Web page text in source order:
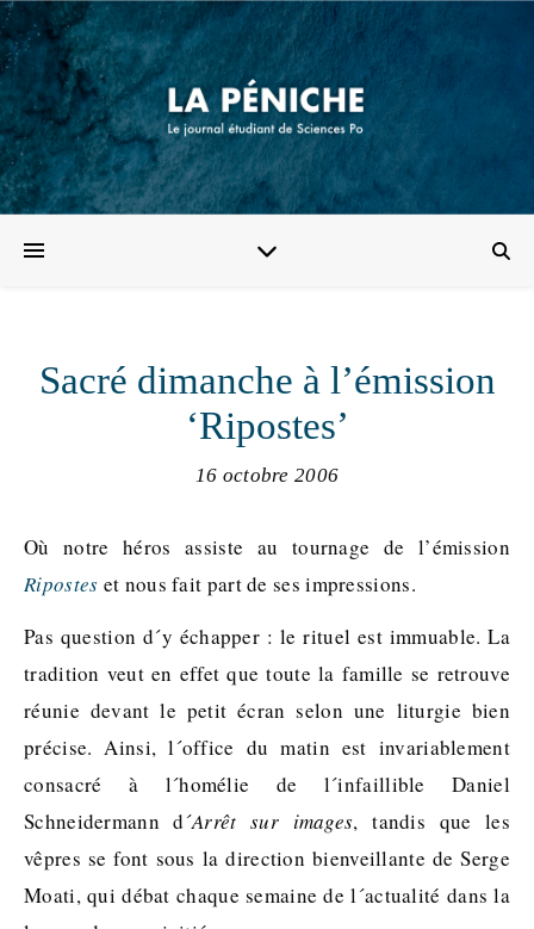
Sacré dimanche à l’émission
‘Ripostes’
16 octobre 2006
Où notre héros assiste au tournage de l’émission
Ripostes et nous fait part de ses impressions.
Pas question d´y échapper : le rituel est immuable. La
tradition veut en effet que toute la famille se retrouve
réunie devant le petit écran selon une liturgie bien
précise. Ainsi, l´office du matin est invariablement
consacré à l´homélie de l´infaillible Daniel
Schneidermann d´Arrêt sur images, tandis que les
vêpres se font sous la direction bienveillante de Serge
Moati, qui débat chaque semaine de l´actualité dans la